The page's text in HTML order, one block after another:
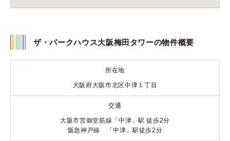
ザ・パークハウス大阪梅田タワーの物件概要
所在地
大阪府大阪市北区中津１丁目
交通
大阪市営御堂筋線「中津」駅 徒歩2分
阪急神戸線 「中津」駅徒歩2分